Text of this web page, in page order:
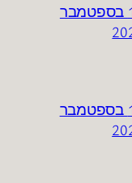
11 בספטמבר
11 בספטמבר